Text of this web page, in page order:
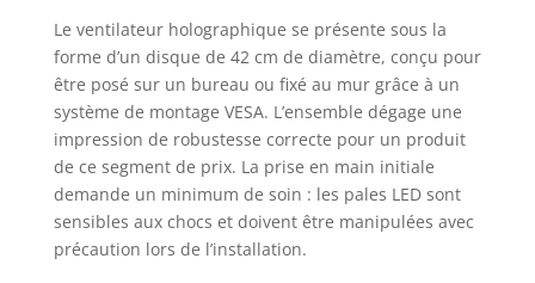
Le ventilateur holographique se présente sous la
forme d’un disque de 42 cm de diamètre, conçu pour
être posé sur un bureau ou fixé au mur grâce à un
système de montage VESA. L’ensemble dégage une
impression de robustesse correcte pour un produit
de ce segment de prix. La prise en main initiale
demande un minimum de soin : les pales LED sont
sensibles aux chocs et doivent être manipulées avec
précaution lors de l’installation.